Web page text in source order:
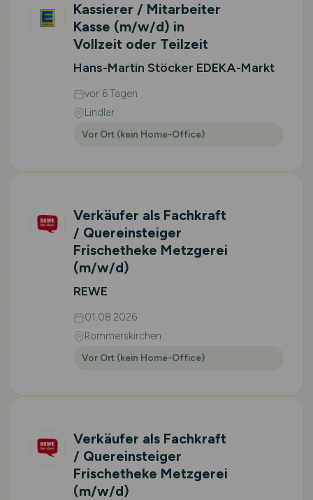
Kassierer / Mitarbeiter
Kasse (m/w/d) in
Vollzeit oder Teilzeit
Hans-Martin Stöcker EDEKA-Markt
vor 6 Tagen
Lindlar
Vor Ort (kein Home-Office)
Verkäufer als Fachkraft
/ Quereinsteiger
Frischetheke Metzgerei
(m/w/d)
REWE
01.08.2026
Rommerskirchen
Vor Ort (kein Home-Office)
Verkäufer als Fachkraft
/ Quereinsteiger
Frischetheke Metzgerei
(m/w/d)